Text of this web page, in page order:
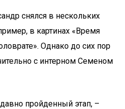
снялся в нескольких
в картинах «Время
Однако до сих пор
с интерном Семеном
пройденный этап, –